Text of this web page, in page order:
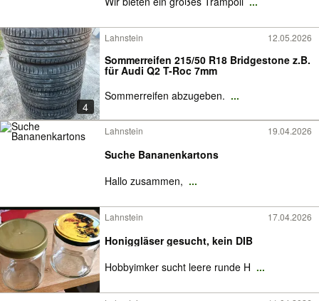
4
Lahnstein 12.05.2026
Sommerreifen 215/50 R18 Bridgestone z.B.
für Audi Q2 T-Roc 7mm
Sommerreifen abzugeben. ...
Lahnstein 19.04.2026
Suche Bananenkartons
Hallo zusammen, ...
Lahnstein 17.04.2026
Honiggläser gesucht, kein DIB
Hobbyimker sucht leere runde H ...